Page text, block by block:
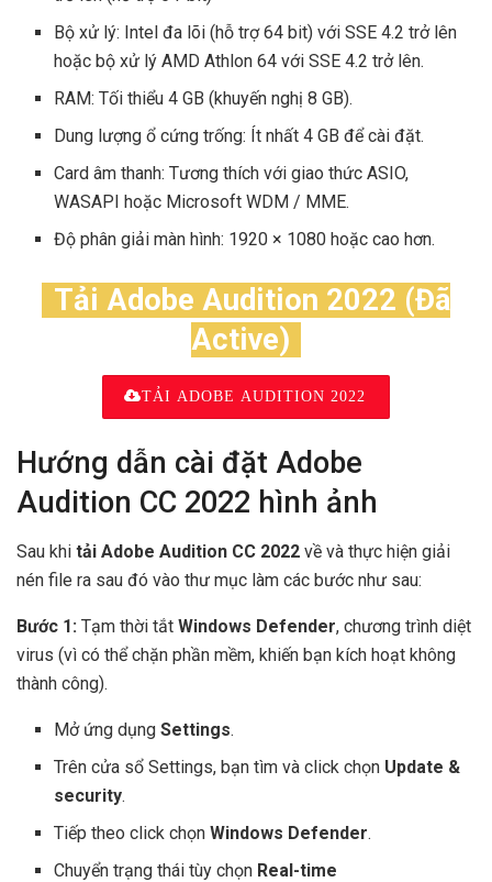
Bộ xử lý: Intel đa lõi (hỗ trợ 64 bit) với SSE 4.2 trở lên
hoặc bộ xử lý AMD Athlon 64 với SSE 4.2 trở lên.
RAM: Tối thiểu 4 GB (khuyến nghị 8 GB).
Dung lượng ổ cứng trống: Ít nhất 4 GB để cài đặt.
Card âm thanh: Tương thích với giao thức ASIO,
WASAPI hoặc Microsoft WDM / MME.
Độ phân giải màn hình: 1920 × 1080 hoặc cao hơn.
Tải Adobe Audition 2022 (Đã
Active)
TẢI ADOBE AUDITION 2022
Hướng dẫn cài đặt Adobe
Audition CC 2022 hình ảnh
Sau khi tải Adobe Audition CC 2022 về và thực hiện giải
nén file ra sau đó vào thư mục làm các bước như sau:
Bước 1: Tạm thời tắt Windows Defender, chương trình diệt
virus (vì có thể chặn phần mềm, khiến bạn kích hoạt không
thành công).
Mở ứng dụngSettings.
Trên cửa sổ Settings, bạn tìm và click chọn Update &
security.
Tiếp theo click chọnWindows Defender.
Chuyển trạng thái tùy chọn Real-time